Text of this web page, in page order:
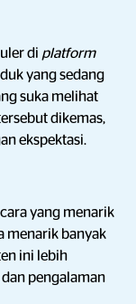
di platform
yang sedang
suka melihat
dikemas,
ekspektasi.
yang menarik
menarik banyak
ini lebih
pengalaman